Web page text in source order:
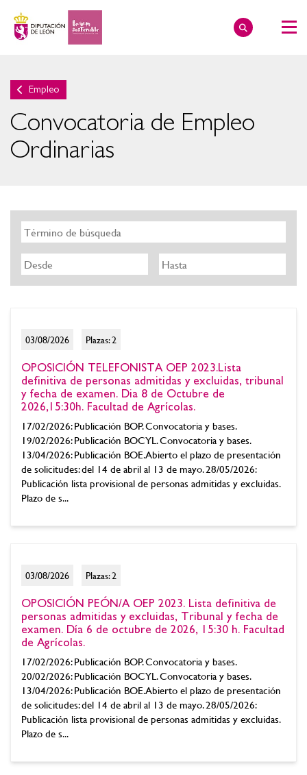
Empleo
Convocatoria de Empleo
Ordinarias
03/08/2026 Plazas: 2
OPOSICIÓN TELEFONISTA OEP 2023.Lista
definitiva de personas admitidas y excluidas, tribunal
y fecha de examen. Dia 8 de Octubre de
2026,15:30h. Facultad de Agrícolas.
17/02/2026: Publicación BOP. Convocatoria y bases.
19/02/2026: Publicación BOCYL. Convocatoria y bases.
13/04/2026: Publicación BOE. Abierto el plazo de presentación
de solicitudes: del 14 de abril al 13 de mayo. 28/05/2026:
Publicación lista provisional de personas admitidas y excluidas.
Plazo de s...
03/08/2026 Plazas: 2
OPOSICIÓN PEÓN/A OEP 2023. Lista definitiva de
personas admitidas y excluidas, Tribunal y fecha de
examen. Día 6 de octubre de 2026, 15:30 h. Facultad
de Agrícolas.
17/02/2026: Publicación BOP. Convocatoria y bases.
20/02/2026: Publicación BOCYL. Convocatoria y bases.
13/04/2026: Publicación BOE. Abierto el plazo de presentación
de solicitudes: del 14 de abril al 13 de mayo. 28/05/2026:
Publicación lista provisional de personas admitidas y excluidas.
Plazo de s...